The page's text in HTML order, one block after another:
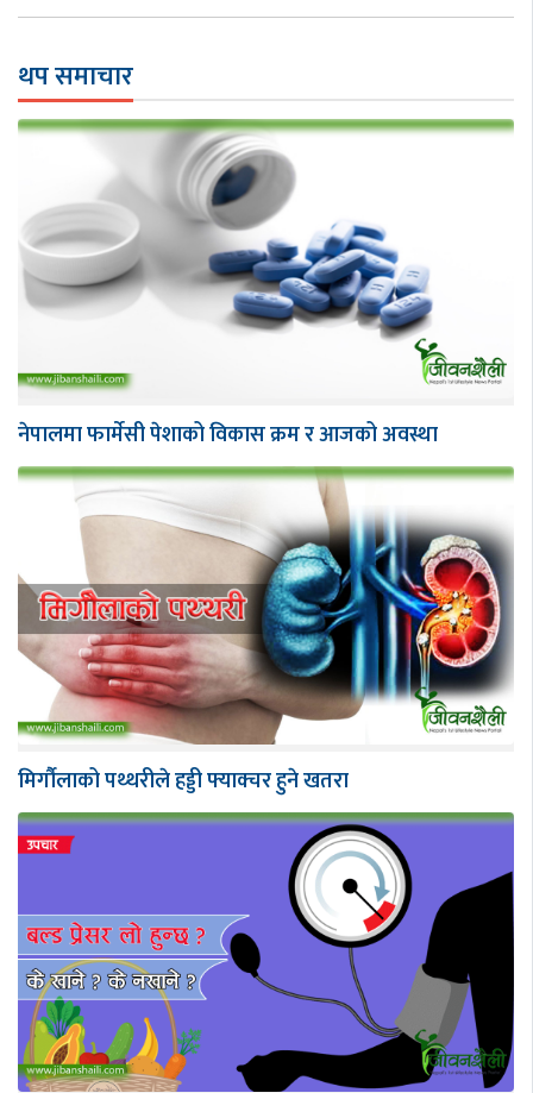
थप समाचार
नेपालमा फार्मेसी पेशाको विकास क्रम र आजको अवस्था
मिर्गौलाको पथ्थरीले हड्डी फ्याक्चर हुने खतरा